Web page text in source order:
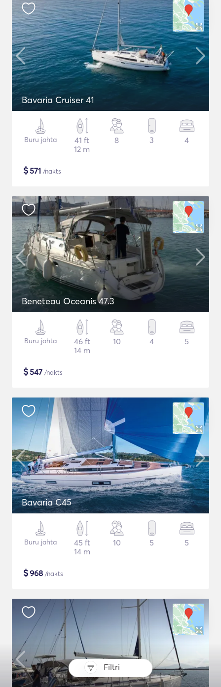
Filtri
Bavaria Cruiser 41
Buru jahta
41 ft
12 m
8 3 4
$571 /nakts
Beneteau Oceanis 47.3
Buru jahta
46 ft
14 m
10 4 5
$547 /nakts
Bavaria C45
Buru jahta
45 ft
14 m
10 5 5
$968 /nakts